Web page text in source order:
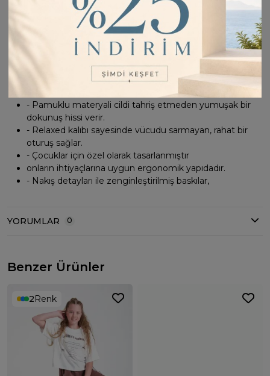
özgürlüğü Sağlar
- Çift cepli tasarımı küçük eşyaların taşınması için pratik
bir çözüm sunar
- Şeritli detaylar ile şık ve modern bir görünüm kazandırır
- Sportswear koleksiyonunun bir parçası olarak spor
şıklığını günlük yaşama taşır
- Geniş paça tasarımı, hareket serbestliği sağlarken
- Pamuklu materyali cildi tahriş etmeden yumuşak bir
dokunuş hissi verir.
- Relaxed kalıbı sayesinde vücudu sarmayan, rahat bir
oturuş sağlar.
- Çocuklar için özel olarak tasarlanmıştır
onların ihtiyaçlarına uygun ergonomik yapıdadır.
- Nakış detayları ile zenginleştirilmiş baskılar,
YORUMLAR 0
Benzer Ürünler
2Renk